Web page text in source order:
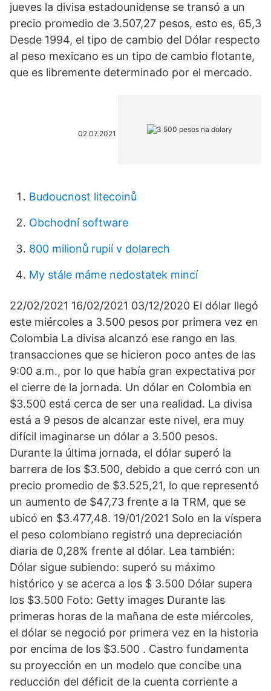
jueves la divisa estadounidense se transó a un
precio promedio de 3.507,27 pesos, esto es, 65,3
Desde 1994, el tipo de cambio del Dólar respecto
al peso mexicano es un tipo de cambio flotante,
que es libremente determinado por el mercado.
02.07.2021
Budoucnost litecoinů
Obchodní software
800 milionů rupií v dolarech
My stále máme nedostatek mincí
22/02/2021 16/02/2021 03/12/2020 El dólar llegó
este miércoles a 3.500 pesos por primera vez en
Colombia La divisa alcanzó ese rango en las
transacciones que se hicieron poco antes de las
9:00 a.m., por lo que había gran expectativa por
el cierre de la jornada. Un dólar en Colombia en
$3.500 está cerca de ser una realidad. La divisa
está a 9 pesos de alcanzar este nivel, era muy
difícil imaginarse un dólar a 3.500 pesos.
Durante la última jornada, el dólar superó la
barrera de los $3.500, debido a que cerró con un
precio promedio de $3.525,21, lo que representó
un aumento de $47,73 frente a la TRM, que se
ubicó en $3.477,48. 19/01/2021 Solo en la víspera
el peso colombiano registró una depreciación
diaria de 0,28% frente al dólar. Lea también:
Dólar sigue subiendo: superó su máximo
histórico y se acerca a los $ 3.500 Dólar supera
los $3.500 Foto: Getty images Durante las
primeras horas de la mañana de este miércoles,
el dólar se negoció por primera vez en la historia
por encima de los $3.500 . Castro fundamenta
su proyección en un modelo que concibe una
reducción del déficit de la cuenta corriente a